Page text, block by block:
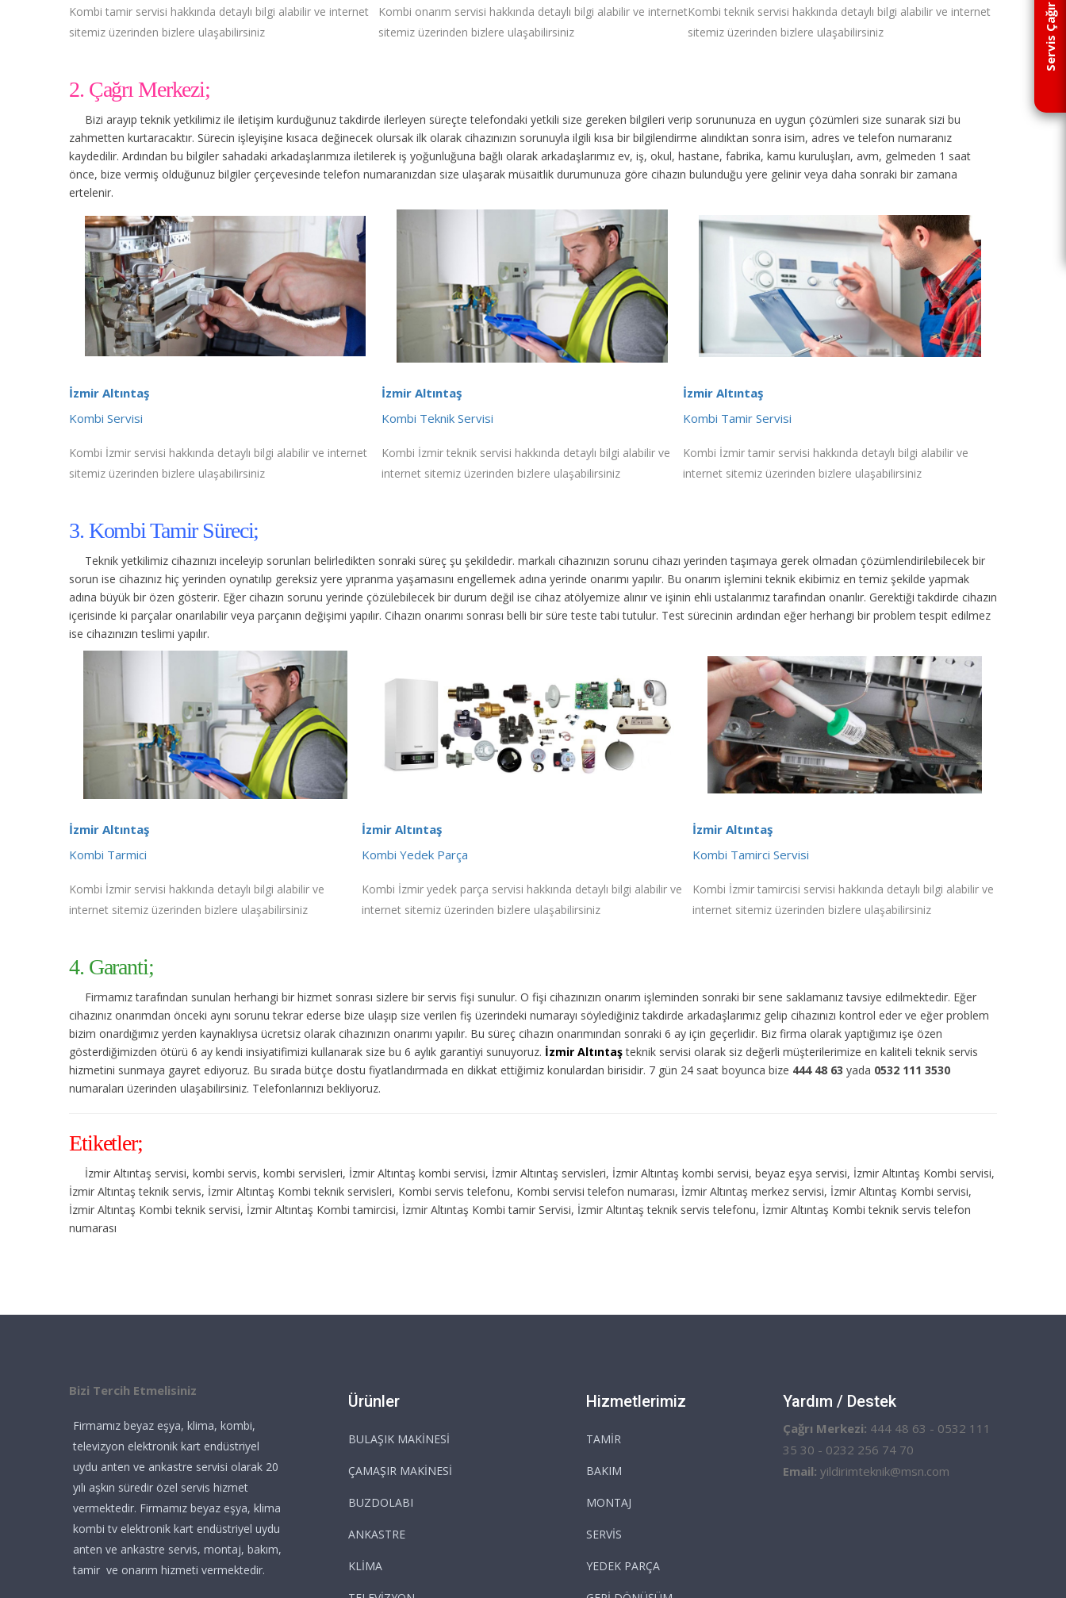
Servis Çağır
Kombi tamir servisi hakkında detaylı bilgi alabilir ve internet
sitemiz üzerinden bizlere ulaşabilirsiniz
Kombi onarım servisi hakkında detaylı bilgi alabilir ve internet
sitemiz üzerinden bizlere ulaşabilirsiniz
Kombi teknik servisi hakkında detaylı bilgi alabilir ve internet
sitemiz üzerinden bizlere ulaşabilirsiniz
2. Çağrı Merkezi;
Bizi arayıp teknik yetkilimiz ile iletişim kurduğunuz takdirde ilerleyen süreçte telefondaki yetkili size gereken bilgileri verip sorununuza en uygun çözümleri size sunarak sizi bu
zahmetten kurtaracaktır. Sürecin işleyişine kısaca değinecek olursak ilk olarak cihazınızın sorunuyla ilgili kısa bir bilgilendirme alındıktan sonra isim, adres ve telefon numaranız
kaydedilir. Ardından bu bilgiler sahadaki arkadaşlarımıza iletilerek iş yoğunluğuna bağlı olarak arkadaşlarımız ev, iş, okul, hastane, fabrika, kamu kuruluşları, avm, gelmeden 1 saat
önce, bize vermiş olduğunuz bilgiler çerçevesinde telefon numaranızdan size ulaşarak müsaitlik durumunuza göre cihazın bulunduğu yere gelinir veya daha sonraki bir zamana
ertelenir.
İzmir Altıntaş
Kombi Servisi
Kombi İzmir servisi hakkında detaylı bilgi alabilir ve internet
sitemiz üzerinden bizlere ulaşabilirsiniz
İzmir Altıntaş
Kombi Teknik Servisi
Kombi İzmir teknik servisi hakkında detaylı bilgi alabilir ve
internet sitemiz üzerinden bizlere ulaşabilirsiniz
İzmir Altıntaş
Kombi Tamir Servisi
Kombi İzmir tamir servisi hakkında detaylı bilgi alabilir ve
internet sitemiz üzerinden bizlere ulaşabilirsiniz
3. Kombi Tamir Süreci;
Teknik yetkilimiz cihazınızı inceleyip sorunları belirledikten sonraki süreç şu şekildedir. markalı cihazınızın sorunu cihazı yerinden taşımaya gerek olmadan çözümlendirilebilecek bir
sorun ise cihazınız hiç yerinden oynatılıp gereksiz yere yıpranma yaşamasını engellemek adına yerinde onarımı yapılır. Bu onarım işlemini teknik ekibimiz en temiz şekilde yapmak
adına büyük bir özen gösterir. Eğer cihazın sorunu yerinde çözülebilecek bir durum değil ise cihaz atölyemize alınır ve işinin ehli ustalarımız tarafından onarılır. Gerektiği takdirde cihazın
içerisinde ki parçalar onarılabilir veya parçanın değişimi yapılır. Cihazın onarımı sonrası belli bir süre teste tabi tutulur. Test sürecinin ardından eğer herhangi bir problem tespit edilmez
ise cihazınızın teslimi yapılır.
İzmir Altıntaş
Kombi Tarmici
Kombi İzmir servisi hakkında detaylı bilgi alabilir ve
internet sitemiz üzerinden bizlere ulaşabilirsiniz
İzmir Altıntaş
Kombi Yedek Parça
Kombi İzmir yedek parça servisi hakkında detaylı bilgi alabilir ve
internet sitemiz üzerinden bizlere ulaşabilirsiniz
İzmir Altıntaş
Kombi Tamirci Servisi
Kombi İzmir tamircisi servisi hakkında detaylı bilgi alabilir ve
internet sitemiz üzerinden bizlere ulaşabilirsiniz
4. Garanti;
Firmamız tarafından sunulan herhangi bir hizmet sonrası sizlere bir servis fişi sunulur. O fişi cihazınızın onarım işleminden sonraki bir sene saklamanız tavsiye edilmektedir. Eğer
cihazınız onarımdan önceki aynı sorunu tekrar ederse bize ulaşıp size verilen fiş üzerindeki numarayı söylediğiniz takdirde arkadaşlarımız gelip cihazınızı kontrol eder ve eğer problem
bizim onardığımız yerden kaynaklıysa ücretsiz olarak cihazınızın onarımı yapılır. Bu süreç cihazın onarımından sonraki 6 ay için geçerlidir. Biz firma olarak yaptığımız işe özen
gösterdiğimizden ötürü 6 ay kendi insiyatifimizi kullanarak size bu 6 aylık garantiyi sunuyoruz. İzmir Altıntaş teknik servisi olarak siz değerli müşterilerimize en kaliteli teknik servis
hizmetini sunmaya gayret ediyoruz. Bu sırada bütçe dostu fiyatlandırmada en dikkat ettiğimiz konulardan birisidir. 7 gün 24 saat boyunca bize 444 48 63 yada 0532 111 3530
numaraları üzerinden ulaşabilirsiniz. Telefonlarınızı bekliyoruz.
Etiketler;
İzmir Altıntaş servisi, kombi servis, kombi servisleri, İzmir Altıntaş kombi servisi, İzmir Altıntaş servisleri, İzmir Altıntaş kombi servisi, beyaz eşya servisi, İzmir Altıntaş Kombi servisi,
İzmir Altıntaş teknik servis, İzmir Altıntaş Kombi teknik servisleri, Kombi servis telefonu, Kombi servisi telefon numarası, İzmir Altıntaş merkez servisi, İzmir Altıntaş Kombi servisi,
İzmir Altıntaş Kombi teknik servisi, İzmir Altıntaş Kombi tamircisi, İzmir Altıntaş Kombi tamir Servisi, İzmir Altıntaş teknik servis telefonu, İzmir Altıntaş Kombi teknik servis telefon
numarası
Bizi Tercih Etmelisiniz
Firmamız beyaz eşya, klima, kombi,
televizyon elektronik kart endüstriyel
uydu anten ve ankastre servisi olarak 20
yılı aşkın süredir özel servis hizmet
vermektedir. Firmamız beyaz eşya, klima
kombi tv elektronik kart endüstriyel uydu
anten ve ankastre servis, montaj, bakım,
tamir ve onarım hizmeti vermektedir.
Ürünler
BULAŞIK MAKİNESİ
ÇAMAŞIR MAKİNESİ
BUZDOLABI
ANKASTRE
KLİMA
Hizmetlerimiz
TAMİR
BAKIM
MONTAJ
SERVİS
YEDEK PARÇA
Yardım / Destek
Çağrı Merkezi: 444 48 63 - 0532 111
35 30 - 0232 256 74 70
Email: yildirimteknik@msn.com